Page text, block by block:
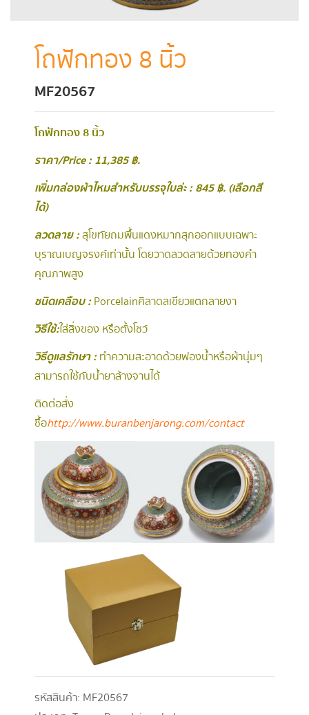
โถฟักทอง 8 นิ้ว
MF20567
โถฟักทอง 8 นิ้ว
ราคา/Price : 11,385 ฿.
เพิ่มกล่องผ้าไหมสำหรับบรรจุ ใบล่ะ : 845 ฿. (เลือกสี
ได้)
ลวดลาย :สุโขทัยถมพื้นแดงหมากสุก ออกแบบเฉพาะ
บุราณเบญจรงค์เท่านั้น โดยวาดลวดลายด้วยทองคำ
คุณภาพสูง
ชนิดเคลือบ :Porcelain ศิลาดลเขียวแตกลายงา
วิธีใช้ :ใส่สิ่งของ หรือตั้งโชว์
วิธีดูแลรักษา :ทำความสะอาดด้วยฟองน้ำหรือผ้านุ่มๆ
สามารถใช้กับน้ำยาล้างจานได้
ติดต่อสั่ง
ซื้อhttp://www.buranbenjarong.com/contact
รหัสสินค้า: MF20567